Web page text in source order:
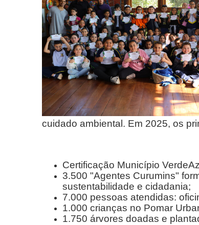
cuidado ambiental. Em 2025, os
Certificação Município
3.500 "Agentes Curumins"
sustentabilidade e cidadania;
7.000 pessoas atendidas:
1.000 crianças no Pomar
1.750 árvores doadas e